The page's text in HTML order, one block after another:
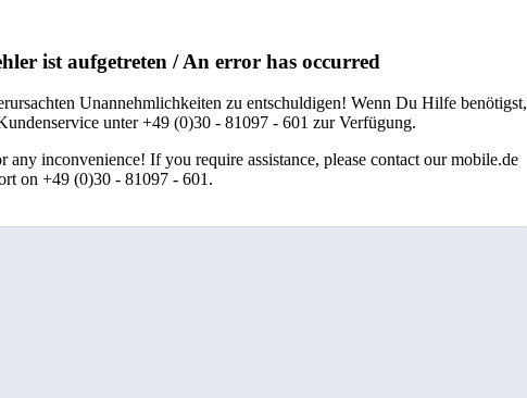
ist aufgetreten / An error has occurred
Unannehmlichkeiten zu entschuldigen! Wenn Du Hilfe benötigst,
unter +49 (0)30 - 81097 - 601 zur Verfügung.
any inconvenience! If you require assistance, please contact our mobile.de
on +49 (0)30 - 81097 - 601.